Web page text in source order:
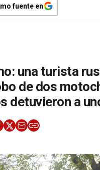
fuente en
una turista
de dos
detuvieron a